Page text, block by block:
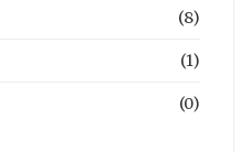
(8)
(1)
(0)